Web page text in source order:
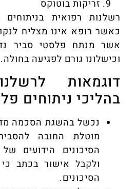
זריקות בוטוקס
רשלנות רפואית
כאשר רופא אינו מצליח
אשר מנתח פלסטי סביר
וכישלונו גורם לפגיעה בחולה.
דוגמאות
בהליכי ניתוחים
נכשל בהשגת הסכמה
מוטלת החובה
הסיכונים הידועים
ולקבל אישור בכתב
הסיכונים.